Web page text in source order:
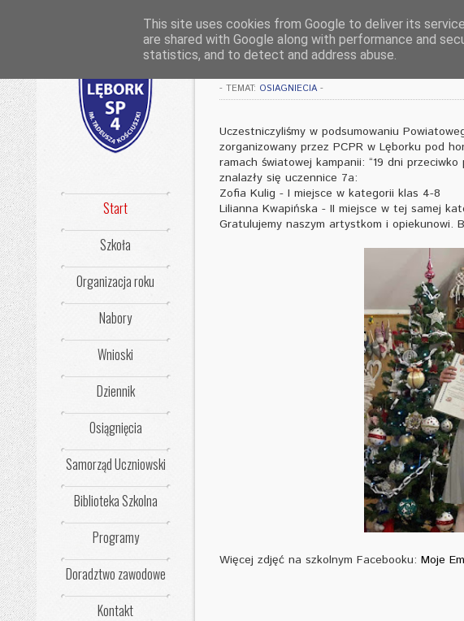
Start
Szkoła
Organizacja roku
Nabory
Wnioski
Dziennik
Osiągnięcia
Samorząd Uczniowski
Biblioteka Szkolna
Programy
Doradztwo zawodowe
Kontakt
Moje Emocje
- TEMAT: OSIAGNIECIA -
Uczestniczyliśmy w podsumowaniu
zorganizowany przez PCPR w Lęborku pod
ramach światowej kampanii: “19 dni
znalazły się uczennice 7a:
Zofia Kulig - I miejsce w kategorii klas 4-8
Lilianna Kwapińska - II miejsce w tej samej
Gratulujemy naszym artystkom i opiekunowi.
Więcej zdjęć na szkolnym Facebooku: Moje
This site uses cookies from Google to deliver its
are shared with Google along with performance and
statistics, and to detect and address abuse.